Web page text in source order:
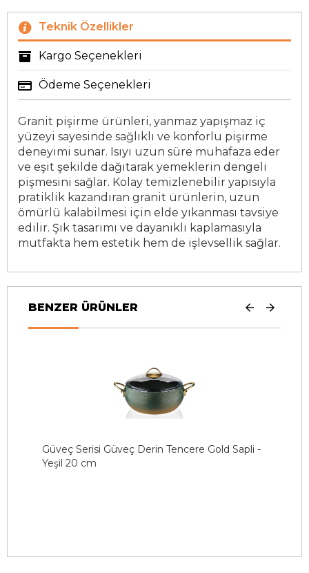
Teknik Özellikler
Kargo Seçenekleri
Ödeme Seçenekleri
Granit pişirme ürünleri, yanmaz yapışmaz iç
yüzeyi sayesinde sağlıklı ve konforlu pişirme
deneyimi sunar. Isıyı uzun süre muhafaza eder
ve eşit şekilde dağıtarak yemeklerin dengeli
pişmesini sağlar. Kolay temizlenebilir yapısıyla
pratiklik kazandıran granit ürünlerin, uzun
ömürlü kalabilmesi için elde yıkanması tavsiye
edilir. Şık tasarımı ve dayanıklı kaplamasıyla
mutfakta hem estetik hem de işlevsellik sağlar.
BENZER ÜRÜNLER
Güveç Serisi Güveç Derin Tencere Gold Sapli -
Yeşil 20 cm